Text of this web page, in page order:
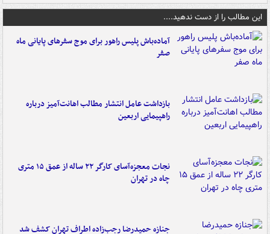
این مطالب را از دست ندهید....
آماده‌باش پلیس راهور برای موج سفرهای پایانی ماه
صفر
بازداشت عامل انتشار مطالب اهانت‌آمیز درباره
راهپیمایی اربعین
نجات معجزه‌آسای کارگر ۲۲ ساله از عمق ۱۵ متری
چاه در تهران
جنازه حمیدرضا رجب‌زاده اطراف تهران کشف شد